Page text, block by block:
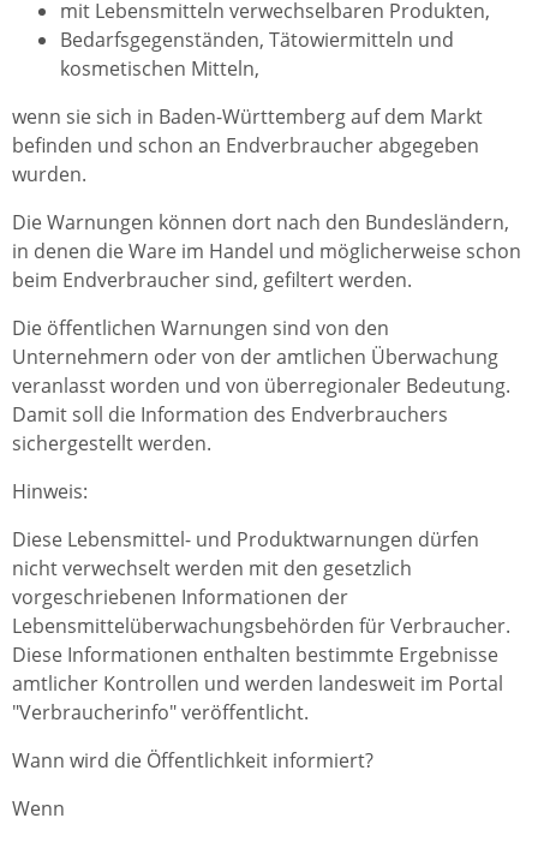
mit Lebensmitteln verwechselbaren Produkten,
Bedarfsgegenständen, Tätowiermitteln und
kosmetischen Mitteln,
wenn sie sich in Baden-Württemberg auf dem Markt
befinden und schon an Endverbraucher abgegeben
wurden.
Die Warnungen können dort nach den Bundesländern,
in denen die Ware im Handel und möglicherweise schon
beim Endverbraucher sind, gefiltert werden.
Die öffentlichen Warnungen sind von den
Unternehmern oder von der amtlichen Überwachung
veranlasst worden und von überregionaler Bedeutung.
Damit soll die Information des Endverbrauchers
sichergestellt werden.
Hinweis:
Diese Lebensmittel- und Produktwarnungen dürfen
nicht verwechselt werden mit den gesetzlich
vorgeschriebenen Informationen der
Lebensmittelüberwachungsbehörden für Verbraucher.
Diese Informationen enthalten bestimmte Ergebnisse
amtlicher Kontrollen und werden landesweit im Portal
"Verbraucherinfo" veröffentlicht.
Wann wird die Öffentlichkeit informiert?
Wenn